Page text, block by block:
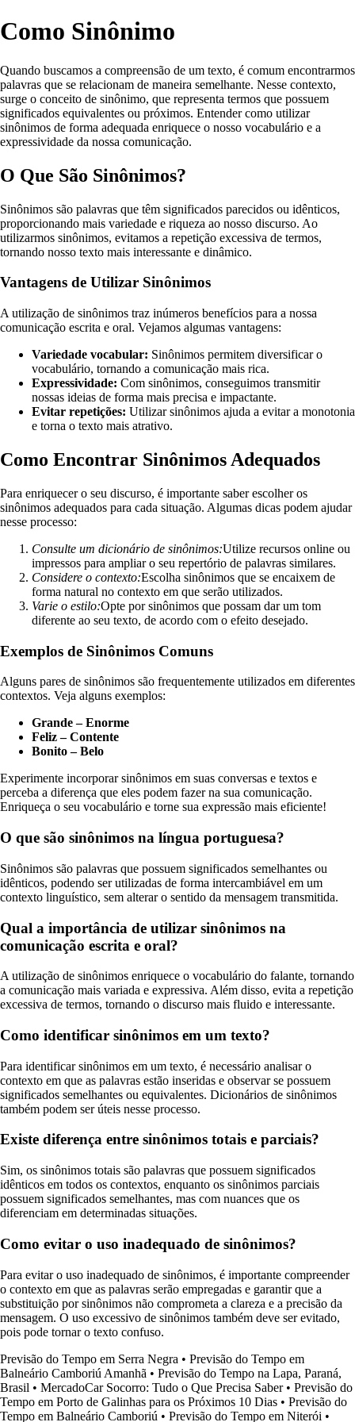
Como Sinônimo
Quando buscamos a compreensão de um texto, é comum encontrarmos
palavras que se relacionam de maneira semelhante. Nesse contexto,
surge o conceito de sinônimo, que representa termos que possuem
significados equivalentes ou próximos. Entender como utilizar
sinônimos de forma adequada enriquece o nosso vocabulário e a
expressividade da nossa comunicação.
O Que São Sinônimos?
Sinônimos são palavras que têm significados parecidos ou idênticos,
proporcionando mais variedade e riqueza ao nosso discurso. Ao
utilizarmos sinônimos, evitamos a repetição excessiva de termos,
tornando nosso texto mais interessante e dinâmico.
Vantagens de Utilizar Sinônimos
A utilização de sinônimos traz inúmeros benefícios para a nossa
comunicação escrita e oral. Vejamos algumas vantagens:
Variedade vocabular: Sinônimos permitem diversificar o
vocabulário, tornando a comunicação mais rica.
Expressividade: Com sinônimos, conseguimos transmitir
nossas ideias de forma mais precisa e impactante.
Evitar repetições: Utilizar sinônimos ajuda a evitar a monotonia
e torna o texto mais atrativo.
Como Encontrar Sinônimos Adequados
Para enriquecer o seu discurso, é importante saber escolher os
sinônimos adequados para cada situação. Algumas dicas podem ajudar
nesse processo:
Consulte um dicionário de sinônimos:Utilize recursos online ou
impressos para ampliar o seu repertório de palavras similares.
Considere o contexto:Escolha sinônimos que se encaixem de
forma natural no contexto em que serão utilizados.
Varie o estilo:Opte por sinônimos que possam dar um tom
diferente ao seu texto, de acordo com o efeito desejado.
Exemplos de Sinônimos Comuns
Alguns pares de sinônimos são frequentemente utilizados em diferentes
contextos. Veja alguns exemplos:
Grande – Enorme
Feliz – Contente
Bonito – Belo
Experimente incorporar sinônimos em suas conversas e textos e
perceba a diferença que eles podem fazer na sua comunicação.
Enriqueça o seu vocabulário e torne sua expressão mais eficiente!
O que são sinônimos na língua portuguesa?
Sinônimos são palavras que possuem significados semelhantes ou
idênticos, podendo ser utilizadas de forma intercambiável em um
contexto linguístico, sem alterar o sentido da mensagem transmitida.
Qual a importância de utilizar sinônimos na
comunicação escrita e oral?
A utilização de sinônimos enriquece o vocabulário do falante, tornando
a comunicação mais variada e expressiva. Além disso, evita a repetição
excessiva de termos, tornando o discurso mais fluido e interessante.
Como identificar sinônimos em um texto?
Para identificar sinônimos em um texto, é necessário analisar o
contexto em que as palavras estão inseridas e observar se possuem
significados semelhantes ou equivalentes. Dicionários de sinônimos
também podem ser úteis nesse processo.
Existe diferença entre sinônimos totais e parciais?
Sim, os sinônimos totais são palavras que possuem significados
idênticos em todos os contextos, enquanto os sinônimos parciais
possuem significados semelhantes, mas com nuances que os
diferenciam em determinadas situações.
Como evitar o uso inadequado de sinônimos?
Para evitar o uso inadequado de sinônimos, é importante compreender
o contexto em que as palavras serão empregadas e garantir que a
substituição por sinônimos não comprometa a clareza e a precisão da
mensagem. O uso excessivo de sinônimos também deve ser evitado,
pois pode tornar o texto confuso.
Previsão do Tempo em Serra Negra • Previsão do Tempo em
Balneário Camboriú Amanhã • Previsão do Tempo na Lapa, Paraná,
Brasil • MercadoCar Socorro: Tudo o Que Precisa Saber• Previsão do
Tempo em Porto de Galinhas para os Próximos 10 Dias • Previsão do
Tempo em Balneário Camboriú • Previsão do Tempo em Niterói •